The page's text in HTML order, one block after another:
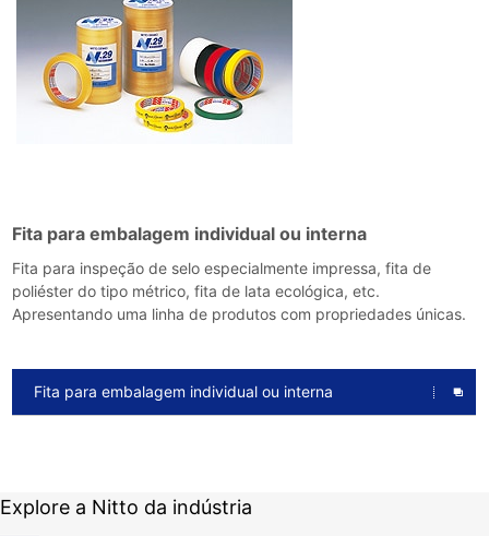
Fita para embalagem individual ou interna
Fita para inspeção de selo especialmente impressa, fita de
poliéster do tipo métrico, fita de lata ecológica, etc.
Apresentando uma linha de produtos com propriedades únicas.
Fita para embalagem individual ou interna
Explore a Nitto da indústria